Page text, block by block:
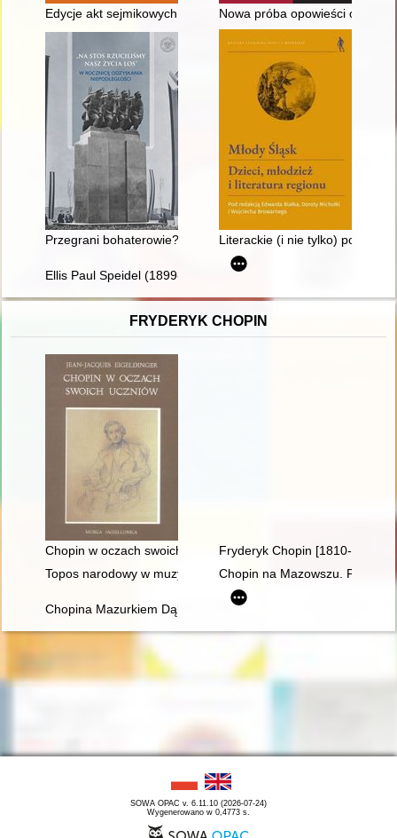
Edycje akt sejmikowych z terenu prowincji wielkopolskiej
Nowa próba opowieści o
Przegrani bohaterowie? : problem opieki nad inwalidami
Literackie (i nie tylko) podróże
Ellis Paul Speidel (1899-1980) : zapomniany łódzki lekarz
FRYDERYK CHOPIN
Chopin w oczach swoich uczniówFryderyk Chopin [1810-1949]
Topos narodowy w muzyce polskiej pierwszej połowy XIX
Chopin na Mazowszu.
Chopina Mazurkiem Dąbrowskiego urzeczenie
SOWA OPAC v. 6.11.10 (2026-07-24)
Wygenerowano w 0,4773 s.